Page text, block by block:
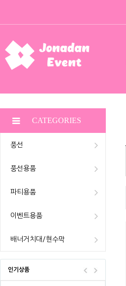
CATEGORIES
풍선
풍선용품
파티용품
이벤트용품
배너거치대/현수막
인기상품
스카이댄스 모터